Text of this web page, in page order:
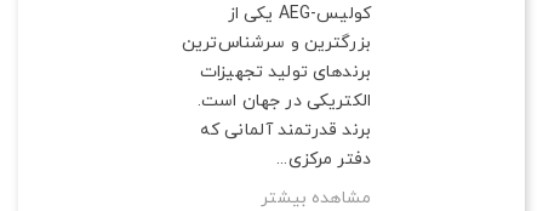
کولیس-AEG یکی از
بزرگترین و سرشناس‌ترین
برندهای تولید تجهیزات
الکتریکی در جهان است.
برند قدرتمند آلمانی که
دفتر مرکزی...
مشاهده بیشتر